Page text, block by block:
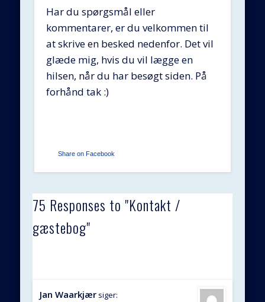
Har du spørgsmål eller
kommentarer, er du velkommen til
at skrive en besked nedenfor. Det vil
glæde mig, hvis du vil lægge en
hilsen, når du har besøgt siden. På
forhånd tak :)
Share on Facebook
75 Responses to "Kontakt /
gæstebog"
Jan Waarkjær siger: